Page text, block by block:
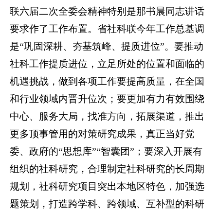
联六届二次全委会精神特别是那书晨同志讲话
要求作了工作布置。省社科联今年工作总基调
是“巩固深耕、夯基筑峰、提质进位”。要推动
社科工作提质进位，立足所处的位置和面临的
机遇挑战，做到各项工作要提高质量，在全国
和行业领域内晋升位次；要更加有力有效围绕
中心、服务大局，找准方向，拓展渠道，推出
更多顶事管用的对策研究成果，真正当好党
委、政府的“思想库”“智囊团”；要深入开展有
组织的社科研究，合理制定社科研究的长周期
规划，社科研究项目突出本地区特色，加强选
题策划，打造跨学科、跨领域、互补型的科研